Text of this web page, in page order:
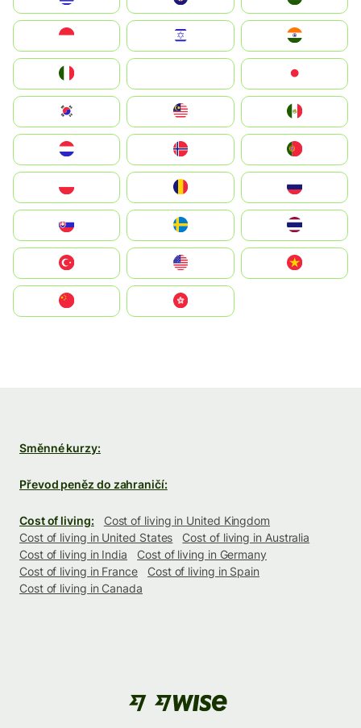
South Korea
United States
中國香港特別行政區
Směnné kurzy:
Převod peněz do zahraničí:
Cost of living:
Cost of living in United Kingdom
Cost of living in United States
Cost of living in Australia
Cost of living in India
Cost of living in Germany
Cost of living in France
Cost of living in Spain
Cost of living in Canada